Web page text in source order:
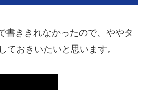
ききれなかったので、ややタ
おきいたいと思います。